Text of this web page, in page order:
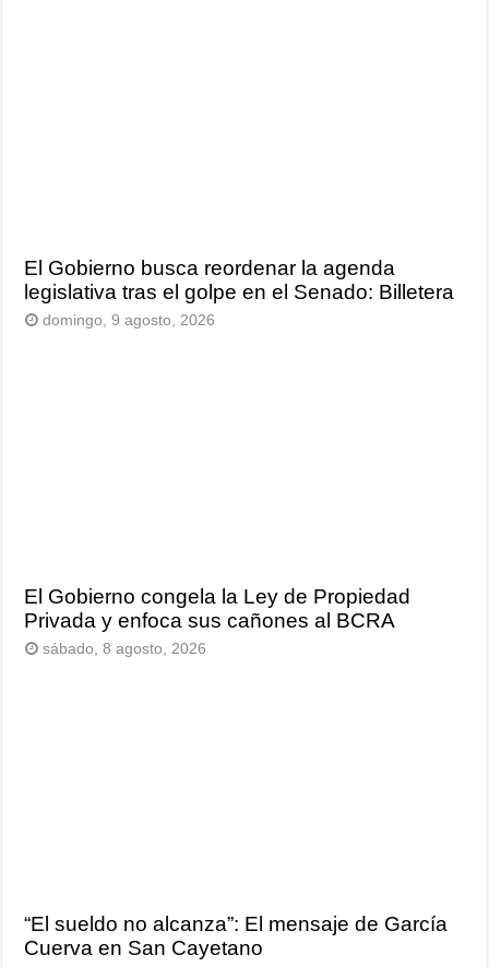
El Gobierno busca reordenar la agenda
legislativa tras el golpe en el Senado: Billetera
domingo, 9 agosto, 2026
El Gobierno congela la Ley de Propiedad
Privada y enfoca sus cañones al BCRA
sábado, 8 agosto, 2026
“El sueldo no alcanza”: El mensaje de García
Cuerva en San Cayetano